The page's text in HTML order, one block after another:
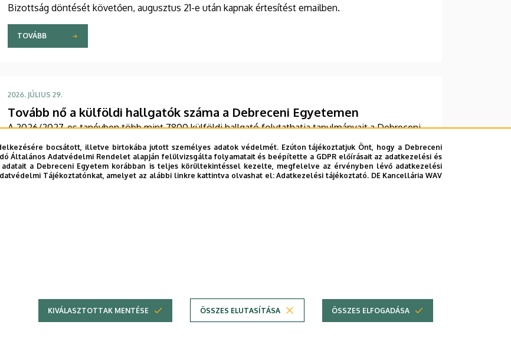
Bizottság döntését követően, augusztus 21-e után kapnak értesítést emailben.
TOVÁBB
2026. JÚLIUS 29.
Tovább nő a külföldi hallgatók száma a Debreceni Egyetemen
A 2026/2027-es tanévben több mint 7800 külföldi hallgató folytathatja tanulmányait a Debreceni
Egyetemen. A Nemzetközi Oktatást Koordináló Központ előzetes adatai szerint az első
évfolyamokon és az előkészítő kurzusokon több mint 2300 fiatal kezdi meg tanulmányait
szeptemberben, egy részük a Stipendium Hungaricum program keretében érkezik hazánkba.
bocsátott, illetve birtokába jutott személyes adatok védelmét. Ezúton tájékoztatjuk Önt, hogy a Debreceni
Általános Adatvédelmi Rendelet alapján felülvizsgálta folyamatait és beépítette a GDPR előírásait az adatkezelési és
a Debreceni Egyetem korábban is teljes körültekintéssel kezelte, megfelelve az érvényben lévő adatkezelési
Tájékoztatónkat, amelyet az alábbi linkre kattintva olvashat el:Adatkezelési tájékoztató. DE Kancellária WAV
KIVÁLASZTOTTAK MENTÉSE ÖSSZES ELUTASÍTÁSA ÖSSZES ELFOGADÁSA